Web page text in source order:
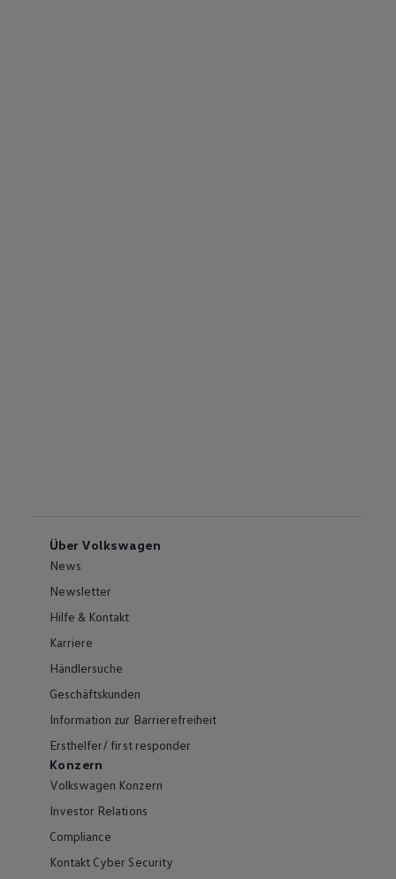
Über Volkswagen
News
Newsletter
Hilfe & Kontakt
Karriere
Händlersuche
Geschäftskunden
Information zur Barrierefreiheit
Ersthelfer/ first responder
Konzern
Volkswagen Konzern
Investor Relations
Compliance
Kontakt Cyber Security